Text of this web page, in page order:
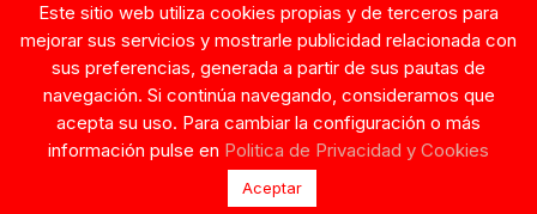
antes de introducirlos en el
lavavajillas sigue...
26 AGOSTO, 2025
España, sorprende con una
acción...
23 AGOSTO, 2025
© Copyright 2026. Tentaciones de Mujer.
Contacto
Este sitio web utiliza cookies propias y de terceros para
mejorar sus servicios y mostrarle publicidad relacionada con
sus preferencias, generada a partir de sus pautas de
navegación. Si continúa navegando, consideramos que
acepta su uso. Para cambiar la configuración o más
información pulse en Politica de Privacidad y Cookies
Aceptar